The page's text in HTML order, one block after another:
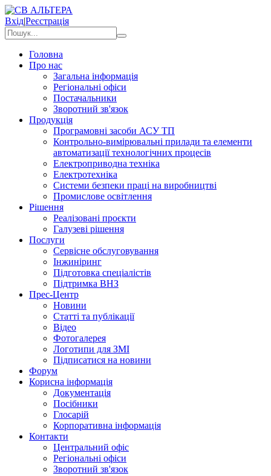
Вхід|Реєстрація
Головна
Про нас
Загальна інформація
Регіональні офіси
Постачальники
Зворотний зв'язок
Продукція
Програмовні засоби АСУ ТП
Контрольно-вимірювальні прилади та елементи
автоматизації технологічних процесів
Електроприводна техніка
Електротехніка
Системи безпеки праці на виробництві
Промислове освітлення
Рішення
Реалізовані проєкти
Галузеві рішення
Послуги
Сервісне обслуговування
Інжиніринг
Підготовка спеціалістів
Підтримка ВНЗ
Прес-Центр
Новини
Статті та публікації
Відео
Фотогалерея
Логотипи для ЗМІ
Підписатися на новини
Форум
Корисна інформація
Документація
Посібники
Глосарій
Корпоративна інформація
Контакти
Центральний офіс
Регіональні офіси
Зворотний зв'язок